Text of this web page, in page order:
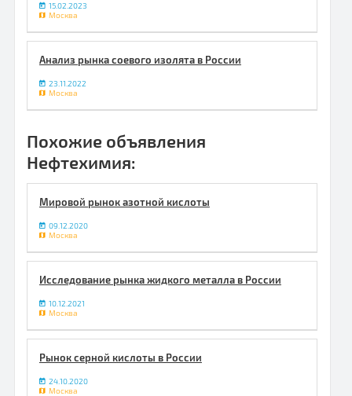
15.02.2023
Москва
Анализ рынка соевого изолята в России
23.11.2022
Москва
Похожие объявления
Нефтехимия:
Мировой рынок азотной кислоты
09.12.2020
Москва
Исследование рынка жидкого металла в России
10.12.2021
Москва
Рынок серной кислоты в России
24.10.2020
Москва